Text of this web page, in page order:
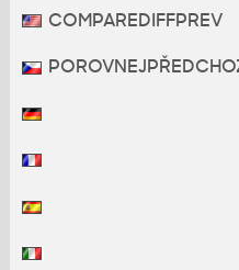
COMPAREDIFFPREV